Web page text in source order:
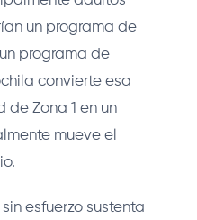
un programa de
programa de
convierte esa
Zona 1 en un
mueve el
esfuerzo sustenta